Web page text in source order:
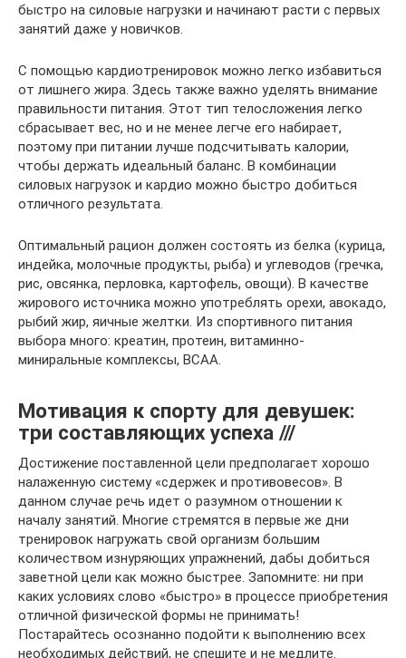
быстро на силовые нагрузки и начинают расти с первых
занятий даже у новичков.
С помощью кардиотренировок можно легко избавиться
от лишнего жира. Здесь также важно уделять внимание
правильности питания. Этот тип телосложения легко
сбрасывает вес, но и не менее легче его набирает,
поэтому при питании лучше подсчитывать калории,
чтобы держать идеальный баланс. В комбинации
силовых нагрузок и кардио можно быстро добиться
отличного результата.
Оптимальный рацион должен состоять из белка (курица,
индейка, молочные продукты, рыба) и углеводов (гречка,
рис, овсянка, перловка, картофель, овощи). В качестве
жирового источника можно употреблять орехи, авокадо,
рыбий жир, яичные желтки. Из спортивного питания
выбора много: креатин, протеин, витаминно-
миниральные комплексы, ВСАА.
Мотивация к спорту для девушек:
три составляющих успеха ///
Достижение поставленной цели предполагает хорошо
налаженную систему «сдержек и противовесов». В
данном случае речь идет о разумном отношении к
началу занятий. Многие стремятся в первые же дни
тренировок нагружать свой организм большим
количеством изнуряющих упражнений, дабы добиться
заветной цели как можно быстрее. Запомните: ни при
каких условиях слово «быстро» в процессе приобретения
отличной физической формы не принимать!
Постарайтесь осознанно подойти к выполнению всех
необходимых действий, не спешите и не медлите.